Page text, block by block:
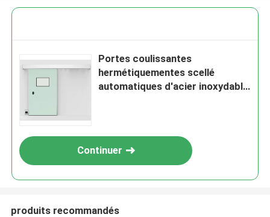
Portes coulissantes
hermétiquementes scellé
automatiques d'acier inoxydable
Continuer
produits recommandés